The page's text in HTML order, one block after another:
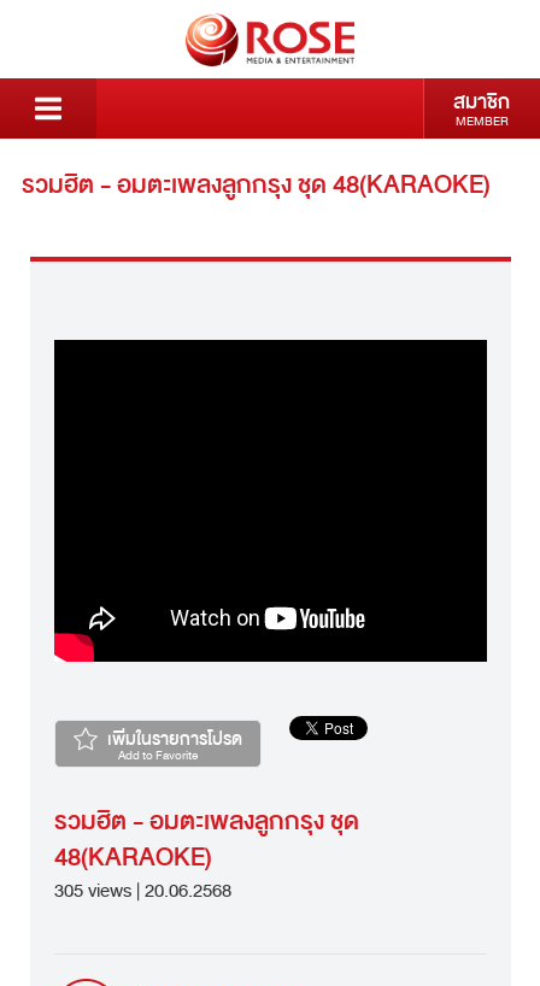
สมาชิก
MEMBER
รวมฮิต - อมตะเพลงลูกกรุง ชุด 48(KARAOKE)
เพิ่มในรายการโปรด
Add to Favorite
รวมฮิต - อมตะเพลงลูกกรุง ชุด
48(KARAOKE)
305 views | 20.06.2568